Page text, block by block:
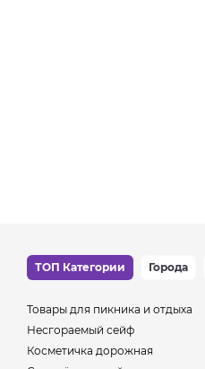
ТОП Категории Города
Товары для пикника и отдыха
Несгораемый сейф
Косметичка дорожная